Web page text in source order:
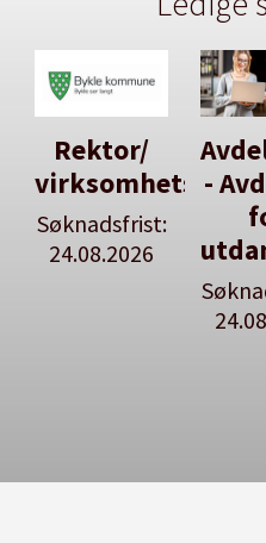
Avdelingsdirektør
- Avdeling
for
utdanning
og